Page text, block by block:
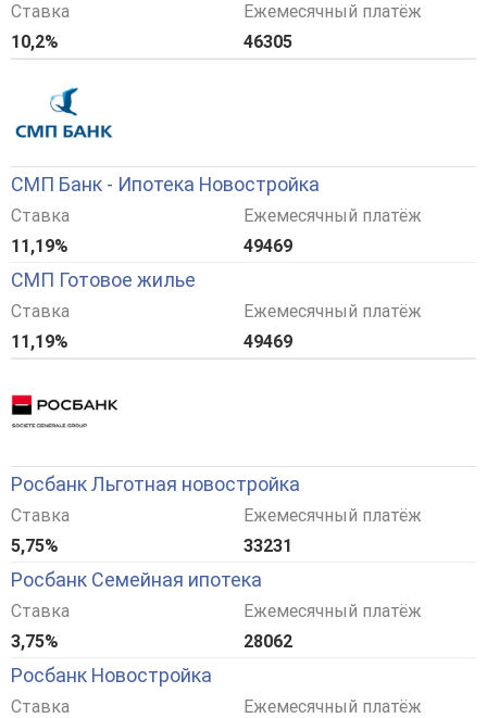
Ставка
10,2%
Ежемесячный платёж
46305
СМП Банк - Ипотека Новостройка
Ставка
11,19%
Ежемесячный платёж
49469
СМП Готовое жилье
Ставка
11,19%
Ежемесячный платёж
49469
Росбанк Льготная новостройка
Ставка
5,75%
Ежемесячный платёж
33231
Росбанк Семейная ипотека
Ставка
3,75%
Ежемесячный платёж
28062
Росбанк Новостройка
Ставка Ежемесячный платёж